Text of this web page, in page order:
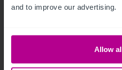
and to improve our advertising.
Allow
6/30/2026
El Grand Hotel Europa de
(Austria) será reactivado